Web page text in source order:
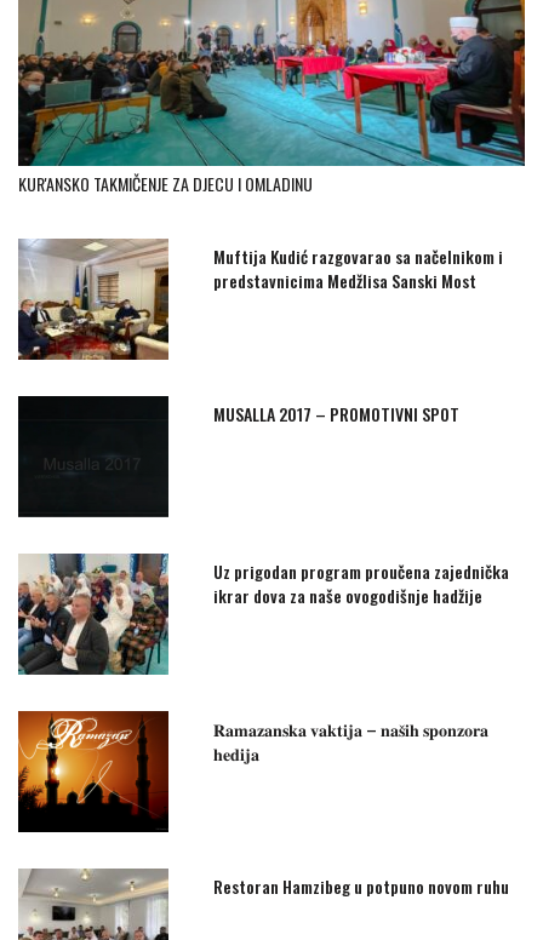
KUR'ANSKO TAKMIČENJE ZA DJECU I OMLADINU
Muftija Kudić razgovarao sa načelnikom i
predstavnicima Medžlisa Sanski Most
MUSALLA 2017 – PROMOTIVNI SPOT
Uz prigodan program proučena zajednička
ikrar dova za naše ovogodišnje hadžije
𝐑𝐚𝐦𝐚𝐳𝐚𝐧𝐬𝐤𝐚 𝐯𝐚𝐤𝐭𝐢𝐣𝐚 – 𝐧𝐚𝐬̌𝐢𝐡 𝐬𝐩𝐨𝐧𝐳𝐨𝐫𝐚
𝐡𝐞𝐝𝐢𝐣𝐚
Restoran Hamzibeg u potpuno novom ruhu